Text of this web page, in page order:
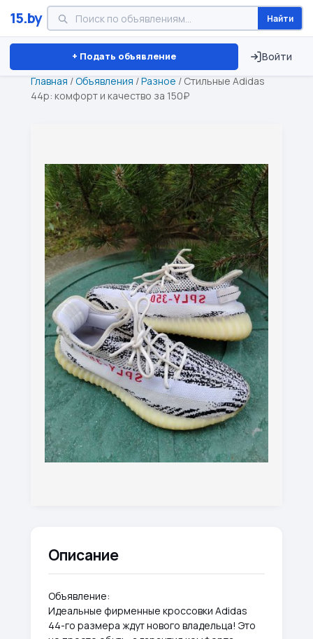
15.by Найти
+ Подать объявление Войти
Минск Витебск Брест ⏱ ТОЛЬКО 15 ДНЕЙ
Главная /Объявления /Разное / Стильные Adidas
44р: комфорт и качество за 150₽
Описание
Объявление:
Идеальные фирменные кроссовки Adidas
44-го размера ждут нового владельца! Это